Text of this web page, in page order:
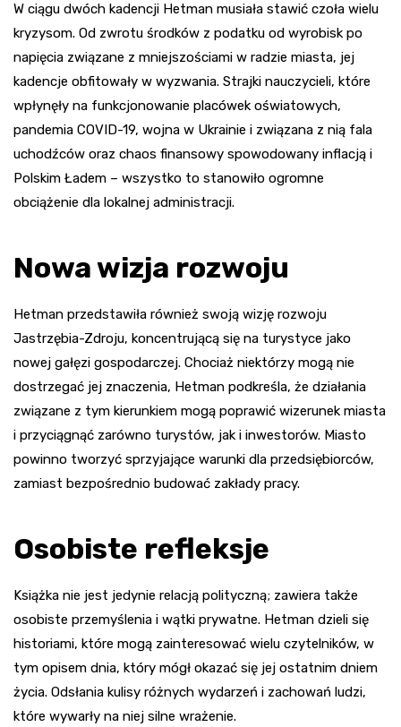
W ciągu dwóch kadencji Hetman musiała stawić czoła wielu
kryzysom. Od zwrotu środków z podatku od wyrobisk po
napięcia związane z mniejszościami w radzie miasta, jej
kadencje obfitowały w wyzwania. Strajki nauczycieli, które
wpłynęły na funkcjonowanie placówek oświatowych,
pandemia COVID-19, wojna w Ukrainie i związana z nią fala
uchodźców oraz chaos finansowy spowodowany inflacją i
Polskim Ładem – wszystko to stanowiło ogromne
obciążenie dla lokalnej administracji.
Nowa wizja rozwoju
Hetman przedstawiła również swoją wizję rozwoju
Jastrzębia-Zdroju, koncentrującą się na turystyce jako
nowej gałęzi gospodarczej. Chociaż niektórzy mogą nie
dostrzegać jej znaczenia, Hetman podkreśla, że działania
związane z tym kierunkiem mogą poprawić wizerunek miasta
i przyciągnąć zarówno turystów, jak i inwestorów. Miasto
powinno tworzyć sprzyjające warunki dla przedsiębiorców,
zamiast bezpośrednio budować zakłady pracy.
Osobiste refleksje
Książka nie jest jedynie relacją polityczną; zawiera także
osobiste przemyślenia i wątki prywatne. Hetman dzieli się
historiami, które mogą zainteresować wielu czytelników, w
tym opisem dnia, który mógł okazać się jej ostatnim dniem
życia. Odsłania kulisy różnych wydarzeń i zachowań ludzi,
które wywarły na niej silne wrażenie.